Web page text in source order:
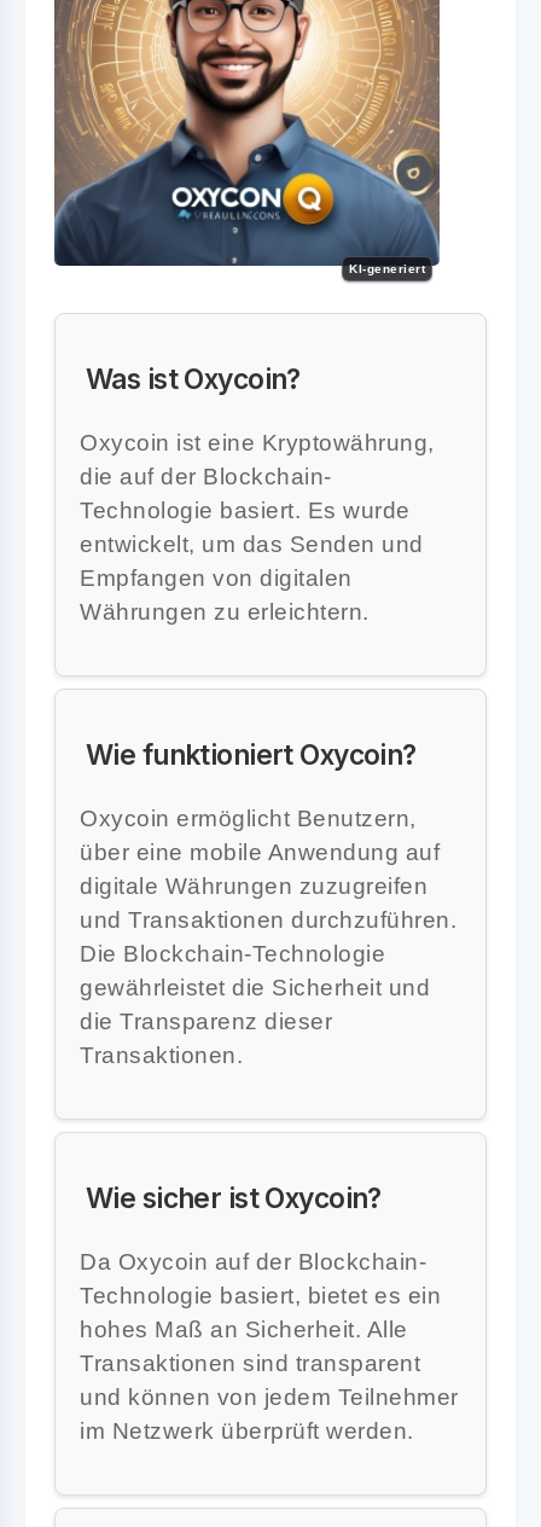
KI-generiert
Was ist Oxycoin?
Oxycoin ist eine Kryptowährung,
die auf der Blockchain-
Technologie basiert. Es wurde
entwickelt, um das Senden und
Empfangen von digitalen
Währungen zu erleichtern.
Wie funktioniert Oxycoin?
Oxycoin ermöglicht Benutzern,
über eine mobile Anwendung auf
digitale Währungen zuzugreifen
und Transaktionen durchzuführen.
Die Blockchain-Technologie
gewährleistet die Sicherheit und
die Transparenz dieser
Transaktionen.
Wie sicher ist Oxycoin?
Da Oxycoin auf der Blockchain-
Technologie basiert, bietet es ein
hohes Maß an Sicherheit. Alle
Transaktionen sind transparent
und können von jedem Teilnehmer
im Netzwerk überprüft werden.